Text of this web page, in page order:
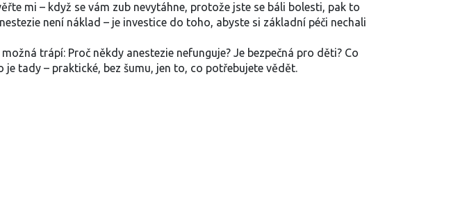
mi – když se vám zub nevytáhne, protože jste se báli bolesti, pak to
není náklad – je investice do toho, abyste si základní péči nechali
trápí: Proč někdy anestezie nefunguje? Je bezpečná pro děti? Co
tady – praktické, bez šumu, jen to, co potřebujete vědět.